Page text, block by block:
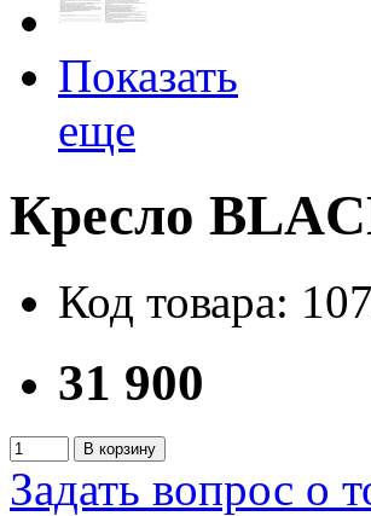
Показать
еще
Кресло
Код товара:
31 900
В корзину
Задать вопрос о